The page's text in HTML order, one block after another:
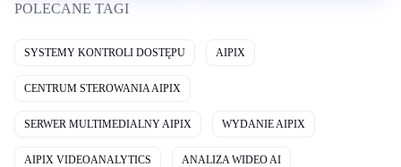
POLECANE TAGI
SYSTEMY KONTROLI DOSTĘPU AIPIX
CENTRUM STEROWANIA AIPIX
SERWER MULTIMEDIALNY AIPIX WYDANIE AIPIX
AIPIX VIDEOANALYTICS ANALIZA WIDEO AI